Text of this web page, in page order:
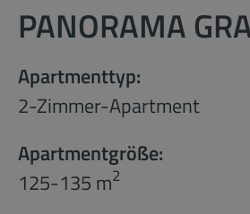
PANORAMA
Apartmenttyp:
2-Zimmer-Apartment
Apartmentgröße:
125-135 m2